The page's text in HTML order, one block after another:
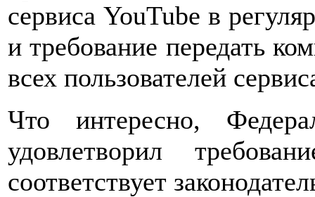
сервиса YouTube в
и требование передать
всех пользователей
Что интересно,
удовлетворил
соответствует